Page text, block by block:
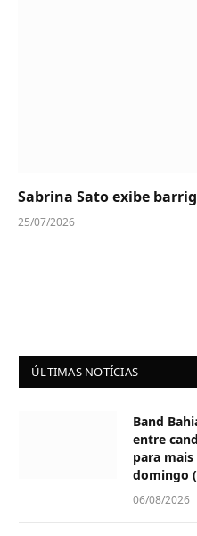
Sabrina Sato exibe
25/07/2026
ÚLTIMAS NOTÍCIAS
Band
entre
para mais
domingo
06/08/2026